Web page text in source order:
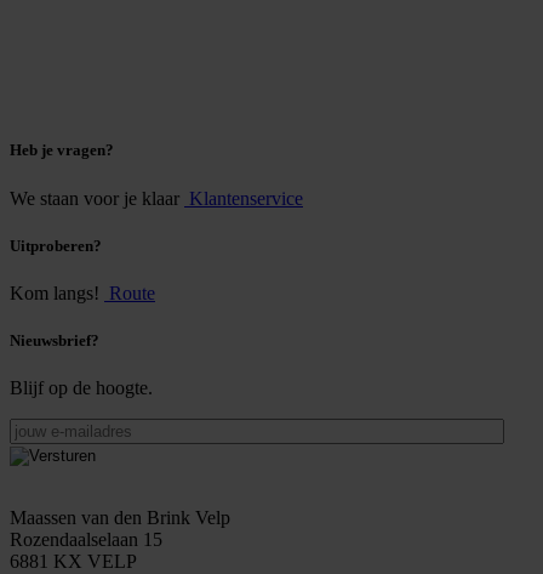
Heb je vragen?
We staan voor je klaar Klantenservice
Uitproberen?
Kom langs! Route
Nieuwsbrief?
Blijf op de hoogte.
jouw
e-
mailadres
Maassen van den Brink Velp
Rozendaalselaan 15
6881 KX VELP